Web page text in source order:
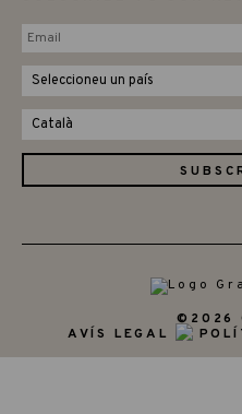
©2026
AVÍS LEGAL